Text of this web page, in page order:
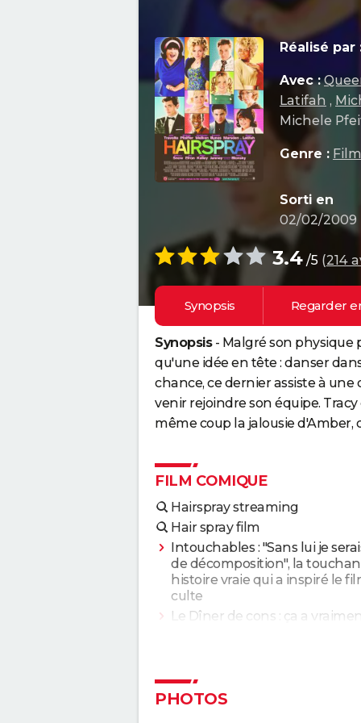
Réalisé par
Avec :
Latifah ,
Michele
Genre :
Sorti en
02/02/2009
3.4/5 (214
Synopsis Regarder
Synopsis- Malgré son physique
qu'une idée en tête : danser
chance, ce dernier assiste à
venir rejoindre son équipe.
même coup la jalousie d'Amber,
FILM COMIQUE
Hairspray streaming
Hair spray film
Intouchables : "Sans lui je
de décomposition", la
histoire vraie qui a inspiré le
culte
Le Dîner de cons : ça a
Elton John... Qui les jouent
save the Tuche ?
PHOTOS